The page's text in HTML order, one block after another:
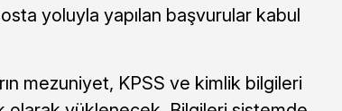
yoluyla yapılan başvurular kabul
mezuniyet, KPSS ve kimlik bilgileri